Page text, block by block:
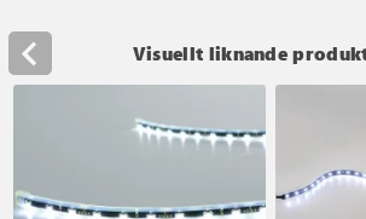
Visuellt liknande